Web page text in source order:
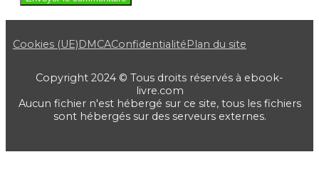
Cookies (UE)DMCAConfidentialitéPlan du site
Copyright 2024 © Tous droits réservés à ebook-
livre.com
Aucun fichier n'est hébergé sur ce site, tous les fichiers
sont hébergés sur des serveurs externes.